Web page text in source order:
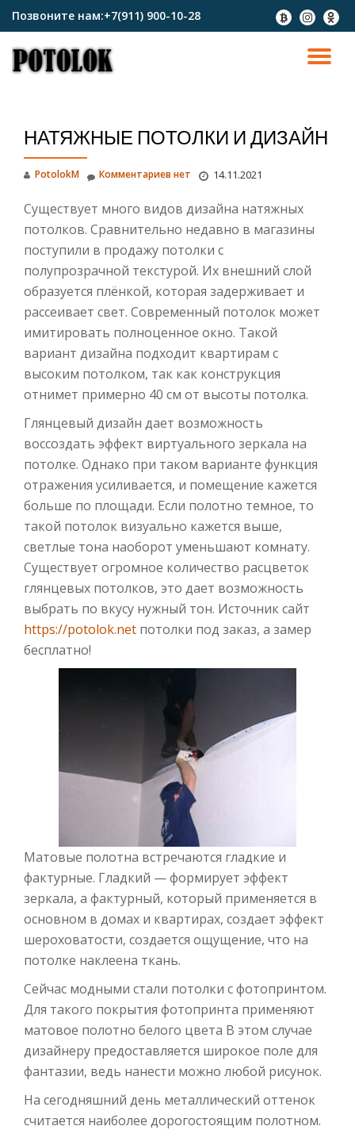
содержимому
Позвоните нам:+7(911) 900-10-28
fa-
btc
fa-
instagram
fa-
НАТЯЖНЫЕ ПОТОЛКИ И ДИЗАЙН
PotolokM 14.11.2021
Комментариев нет
Существует много видов дизайна натяжных
потолков. Сравнительно недавно в магазины
поступили в продажу потолки с
полупрозрачной текстурой. Их внешний слой
образуется плёнкой, которая задерживает и
рассеивает свет. Современный потолок может
имитировать полноценное окно. Такой
вариант дизайна подходит квартирам с
высоким потолком, так как конструкция
отнимет примерно 40 см от высоты потолка.
Глянцевый дизайн дает возможность
воссоздать эффект виртуального зеркала на
потолке. Однако при таком варианте функция
отражения усиливается, и помещение кажется
больше по площади. Если полотно темное, то
такой потолок визуально кажется выше,
светлые тона наоборот уменьшают комнату.
Существует огромное количество расцветок
глянцевых потолков, это дает возможность
выбрать по вкусу нужный тон. Источник сайт
https://potolok.net потолки под заказ, а замер
бесплатно!
Матовые полотна встречаются гладкие и
фактурные. Гладкий — формирует эффект
зеркала, а фактурный, который применяется в
основном в домах и квартирах, создает эффект
шероховатости, создается ощущение, что на
потолке наклеена ткань.
Сейчас модными стали потолки с фотопринтом.
Для такого покрытия фотопринта применяют
матовое полотно белого цвета В этом случае
дизайнеру предоставляется широкое поле для
фантазии, ведь нанести можно любой рисунок.
На сегодняшний день металлический оттенок
считается наиболее дорогостоящим полотном.